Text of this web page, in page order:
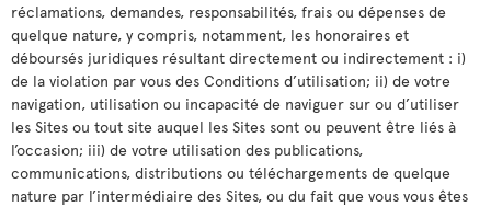
réclamations, demandes, responsabilités, frais ou dépenses de
quelque nature, y compris, notamment, les honoraires et
déboursés juridiques résultant directement ou indirectement : i)
de la violation par vous des Conditions d’utilisation; ii) de votre
navigation, utilisation ou incapacité de naviguer sur ou d’utiliser
les Sites ou tout site auquel les Sites sont ou peuvent être liés à
l’occasion; iii) de votre utilisation des publications,
communications, distributions ou téléchargements de quelque
nature par l’intermédiaire des Sites, ou du fait que vous vous êtes